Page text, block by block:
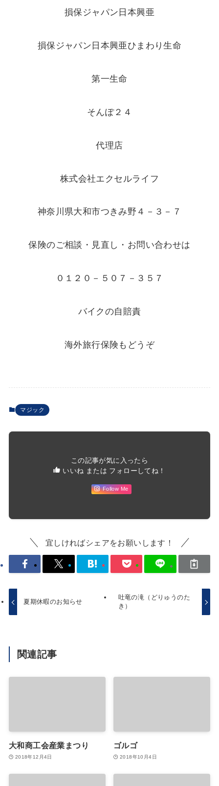
損保ジャパン日本興亜
損保ジャパン日本興亜ひまわり生命
第一生命
そんぽ２４
代理店
株式会社エクセルライフ
神奈川県大和市つきみ野４－３－７
保険のご相談・見直し・お問い合わせは
０１２０－５０７－３５７
バイクの自賠責
海外旅行保険もどうぞ
マジック
この記事が気に入ったら
いいね または フォローしてね！
Follow Me
宜しければシェアをお願いします！
夏期休暇のお知らせ
吐竜の滝（どりゅうのた
き）
関連記事
大和商工会産業まつり
2018年12月4日
ゴルゴ
2018年10月4日